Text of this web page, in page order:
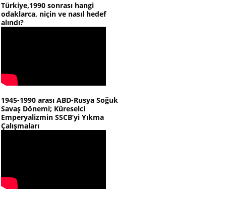
Türkiye,1990 sonrası hangi
odaklarca, niçin ve nasıl hedef
alındı?
1945-1990 arası ABD-Rusya Soğuk
Savaş Dönemi; Küreselci
Emperyalizmin SSCB’yi Yıkma
Çalışmaları